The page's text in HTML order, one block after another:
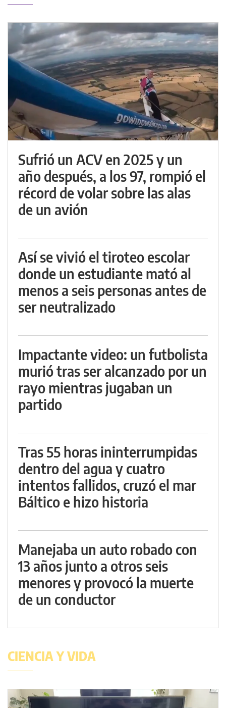
Sufrió un ACV en 2025 y un
año después, a los 97, rompió el
récord de volar sobre las alas
de un avión
Así se vivió el tiroteo escolar
donde un estudiante mató al
menos a seis personas antes de
ser neutralizado
Impactante video: un futbolista
murió tras ser alcanzado por un
rayo mientras jugaban un
partido
Tras 55 horas ininterrumpidas
dentro del agua y cuatro
intentos fallidos, cruzó el mar
Báltico e hizo historia
Manejaba un auto robado con
13 años junto a otros seis
menores y provocó la muerte
de un conductor
CIENCIA Y VIDA